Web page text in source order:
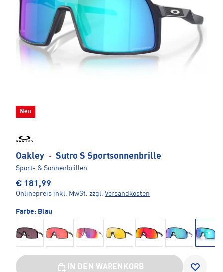
Neu
Oakley · Sutro S Sportsonnenbrille
Sport- & Sonnenbrillen
€ 181,99
Onlinepreis inkl. MwSt. zzgl. Versandkosten
Farbe: Blau
IN DEN WARENKORB